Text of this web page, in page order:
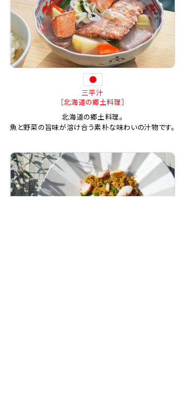
三平汁
［北海道の郷土料理］
北海道の郷土料理。
魚と野菜の旨味が溶け合う素朴な味わいの汁物です。